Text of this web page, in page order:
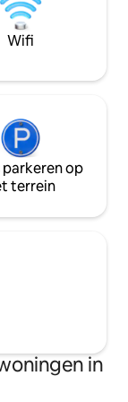
mee te genieten. Vijf minuten naar de
luchthaven, tien
Yas, 25 minuten
Wifi
op
terrein
in